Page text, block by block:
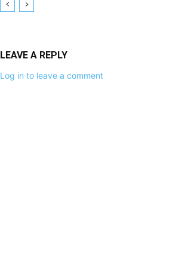
LEAVE A REPLY
Log in to leave a comment